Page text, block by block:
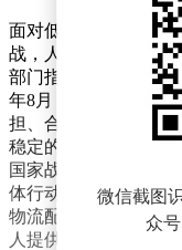
面对低空经济“风险
战，人保财险重庆分
部门指导下，该公司
年8月，19家保险机
担、合作共赢”的模
稳定的风险保障。人
国家战略不能只算“
体行动。这一模式也
物流配送的公司负责
人提供了稳定的承保
微信截图
众